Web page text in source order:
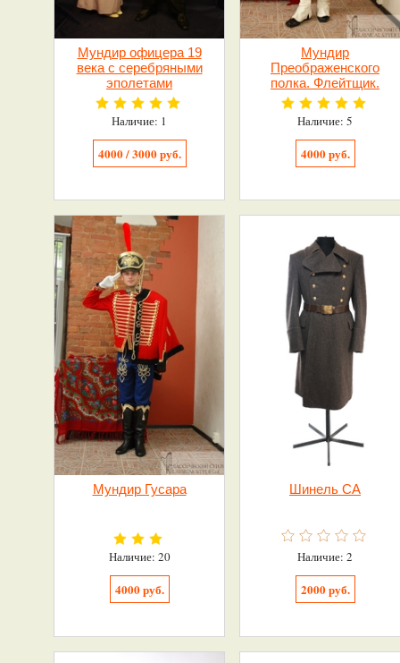
Мундир офицера 19
века с серебряными
эполетами
Наличие: 1
4000 / 3000 руб.
Мундир
Преображенского
полка. Флейтщик.
Наличие: 5
4000 руб.
Мундир Гусара
Наличие: 20
4000 руб.
Шинель СА
Наличие: 2
2000 руб.